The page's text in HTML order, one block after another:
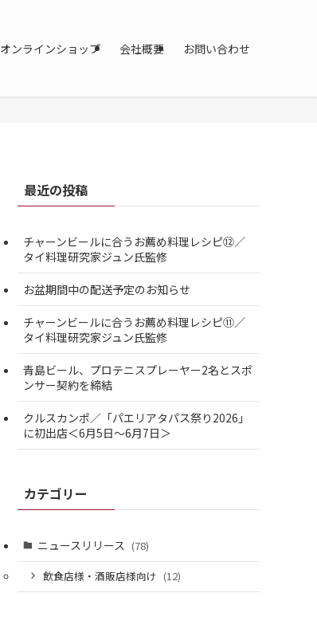
オンラインショップ 会社概要 お問い合わせ
最近の投稿
チャーンビールに合うお薦め料理レシピ⑫／
タイ料理研究家ジュン氏監修
お盆期間中の配送予定のお知らせ
チャーンビールに合うお薦め料理レシピ⑪／
タイ料理研究家ジュン氏監修
青島ビール、プロテニスプレーヤー2名とスポ
ンサー契約を締結
クルスカンポ／「パエリアタパス祭り2026」
に初出店＜6月5日～6月7日＞
カテゴリー
ニュースリリース (78)
飲食店様・酒販店様向け (12)